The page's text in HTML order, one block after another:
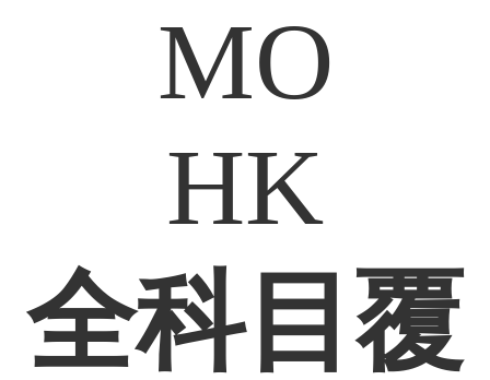
MO
HK
全科目覆